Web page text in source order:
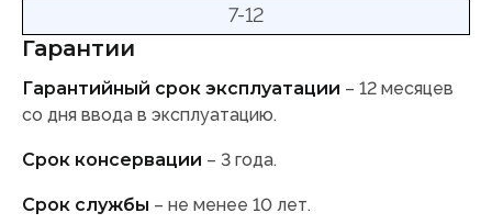
7-12
Гарантии
Гарантийный срок эксплуатации – 12 месяцев
со дня ввода в эксплуатацию.
Срок консервации – 3 года.
Срок службы – не менее 10 лет.